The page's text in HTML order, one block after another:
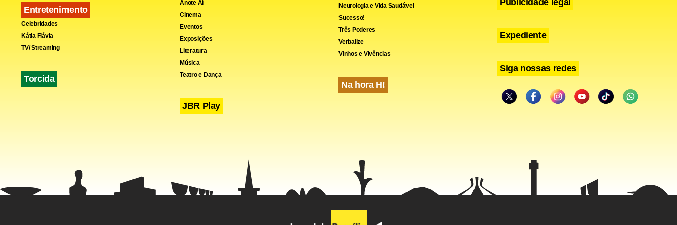
Entretenimento
Celebridades
Kátia Flávia
TV/ Streaming
Torcida
Anote Aí
Cinema
Eventos
Exposições
Literatura
Música
Teatro e Dança
JBR Play
Neurologia e Vida Saudável
Sucesso!
Três Poderes
Verbalize
Vinhos e Vivências
Na hora H!
Expediente
Siga nossas redes